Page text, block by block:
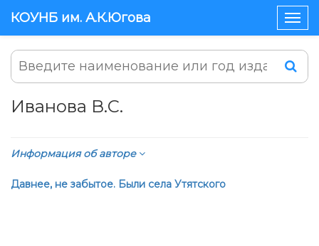
КОУНБ им. А.К.Югова
Иванова В.С.
Информация об авторе
Давнее, не забытое. Были села Утятского